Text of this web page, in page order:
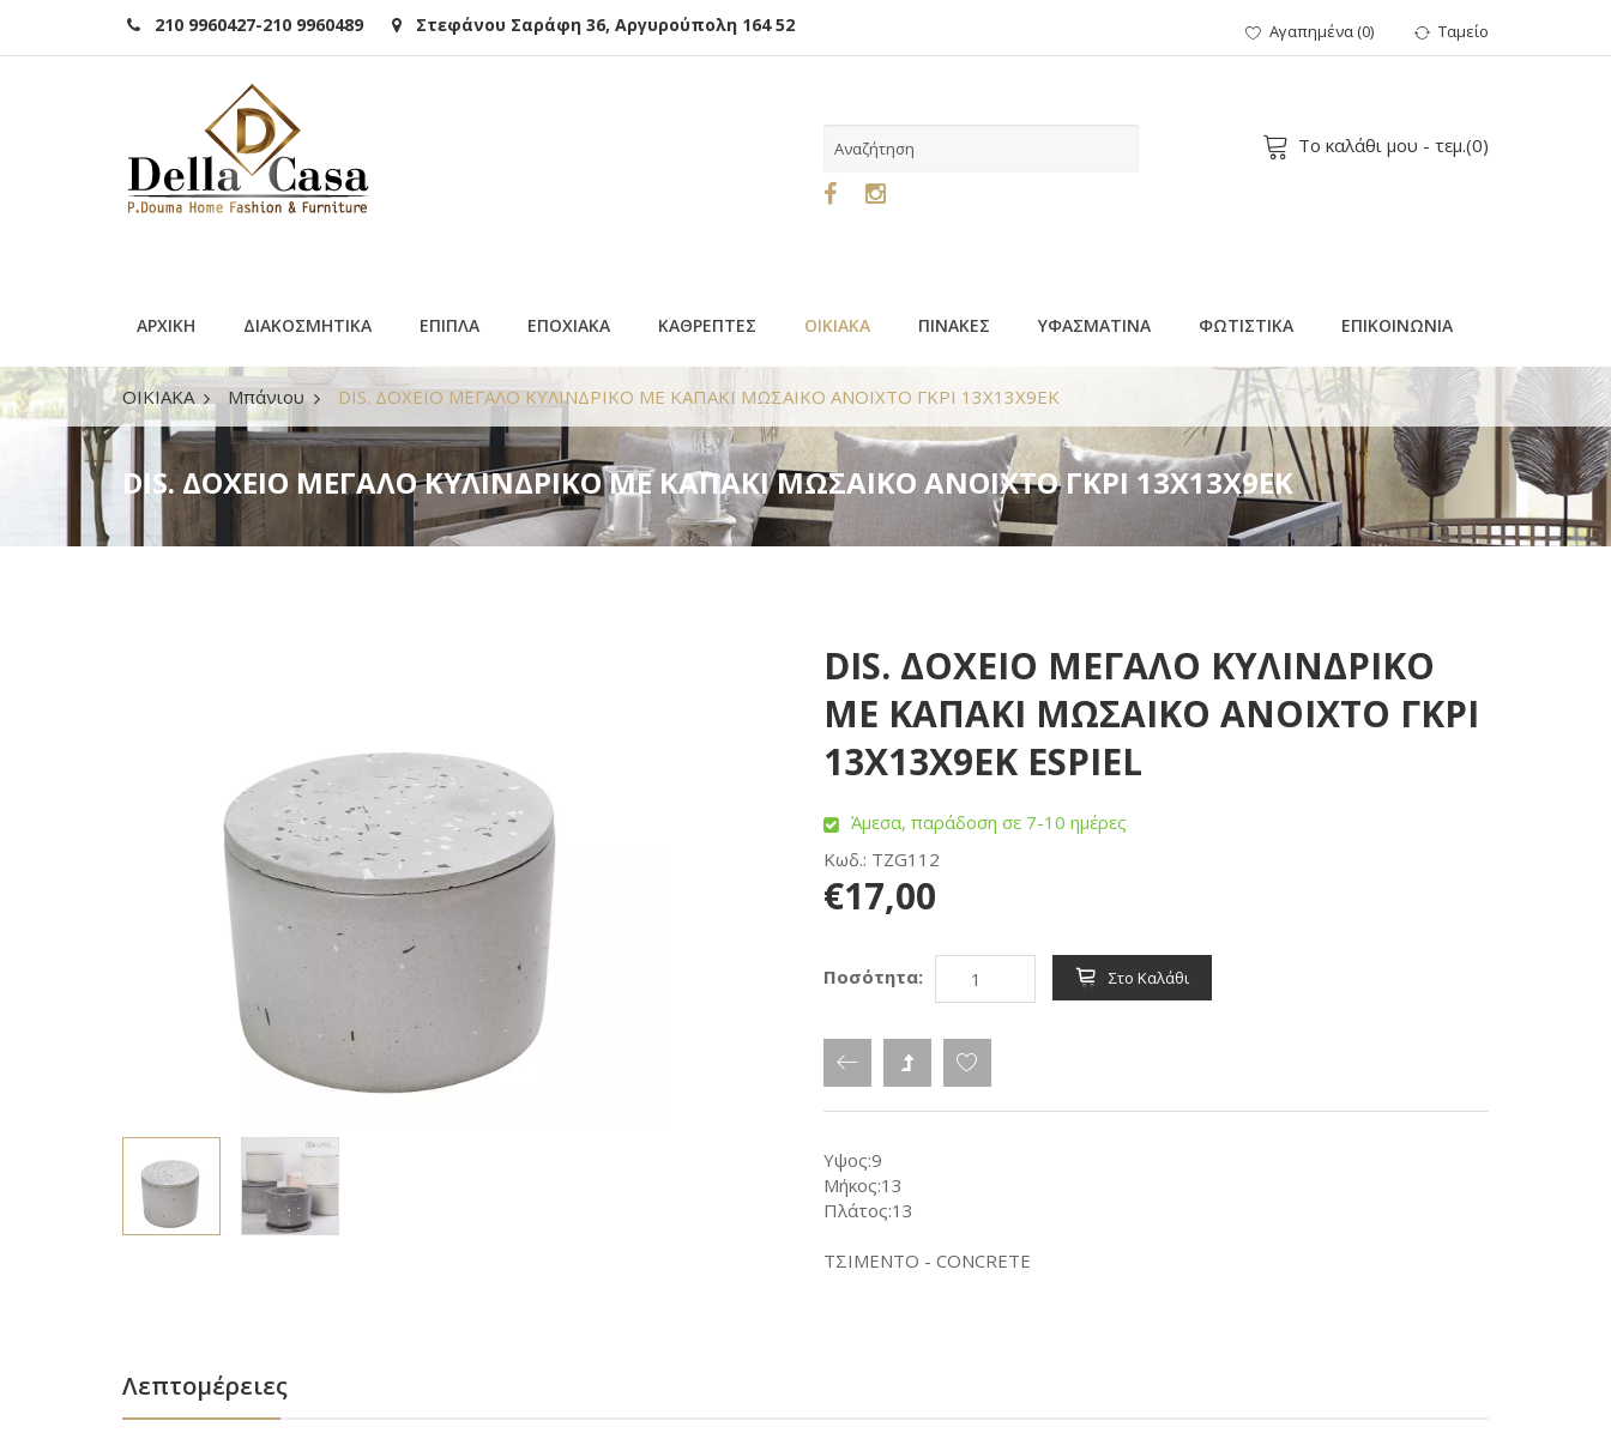
210 9960427-210 9960489 Στεφάνου Σαράφη 36, Αργυρούπολη 164 52 Αγαπημένα(0) Ταμείο
Το καλάθι μου - τεμ.(0)
ΑΡΧΙΚΗ ΔΙΑΚΟΣΜΗΤΙΚΑ ΕΠΙΠΛΑ ΕΠΟΧΙΑΚΑ ΚΑΘΡΕΠΤΕΣ ΟΙΚΙΑΚΑ ΠΙΝΑΚΕΣ ΥΦΑΣΜΑΤΙΝΑ ΦΩΤΙΣΤΙΚΑ ΕΠΙΚΟΙΝΩΝΙΑ
ΟΙΚΙΑΚΑ Μπάνιου DIS. ΔΟΧΕΙΟ ΜΕΓΑΛΟ ΚΥΛΙΝΔΡΙΚΟ ΜΕ ΚΑΠΑΚΙ ΜΩΣΑΙΚΟ ΑΝΟΙΧΤΟ ΓΚΡΙ 13Χ13Χ9ΕΚ
DIS. ΔΟΧΕΙΟ ΜΕΓΑΛΟ ΚΥΛΙΝΔΡΙΚΟ ΜΕ ΚΑΠΑΚΙ ΜΩΣΑΙΚΟ ΑΝΟΙΧΤΟ ΓΚΡΙ 13Χ13Χ9ΕΚ
DIS. ΔΟΧΕΙΟ ΜΕΓΑΛΟ ΚΥΛΙΝΔΡΙΚΟ
ΜΕ ΚΑΠΑΚΙ ΜΩΣΑΙΚΟ ΑΝΟΙΧΤΟ ΓΚΡΙ
13Χ13Χ9ΕΚ ESPIEL
Άμεσα, παράδοση σε 7-10 ημέρες
Κωδ.: TZG112
€17,00
Ποσότητα: Στο Καλάθι
Υψος:9
Μήκος:13
Πλάτος:13
ΤΣΙΜΕΝΤΟ - CONCRETE
Λεπτομέρειες